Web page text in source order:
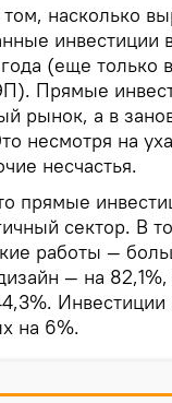
насколько
инвестиции
(еще только
Прямые
рынок, а в
несмотря на
несчастья.
прямые
сектор. В
работы —
— на
на 6%.